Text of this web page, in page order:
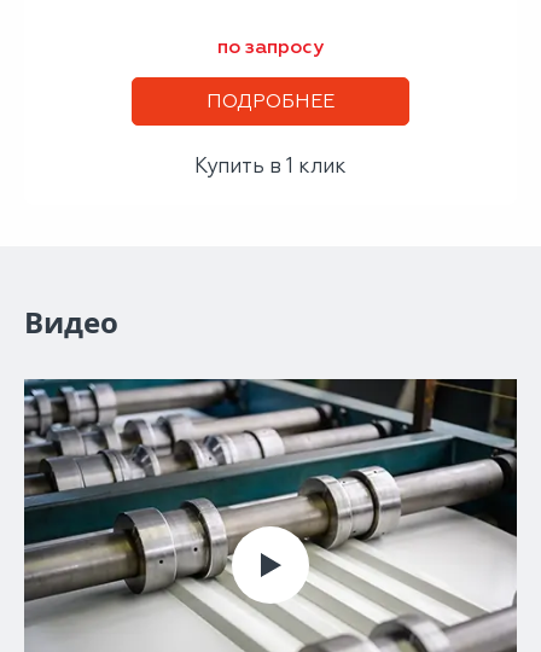
по запросу
ПОДРОБНЕЕ
Купить в 1 клик
Видео